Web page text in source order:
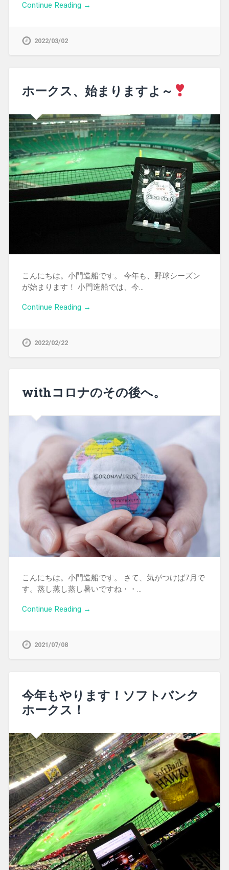
Continue Reading →
2022/03/02
ホークス、始まりますよ～
こんにちは。小門造船です。 今年も、野球シーズン
が始まります！ 小門造船では、今…
Continue Reading →
2022/02/22
withコロナのその後へ。
こんにちは。小門造船です。 さて、気がつけば7月で
す。蒸し蒸し蒸し暑いですね・・…
Continue Reading →
2021/07/08
今年もやります！ソフトバンク
ホークス！